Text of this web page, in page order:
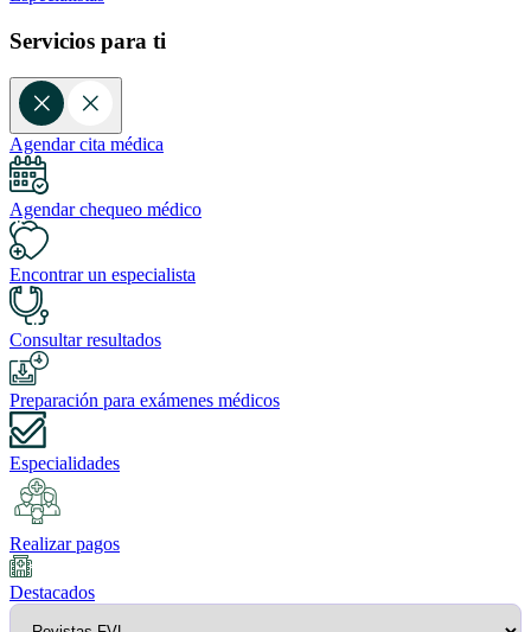
Servicios para ti
Agendar cita médica
Agendar chequeo médico
Encontrar un especialista
Consultar resultados
Preparación para exámenes médicos
Especialidades
Realizar pagos
Destacados